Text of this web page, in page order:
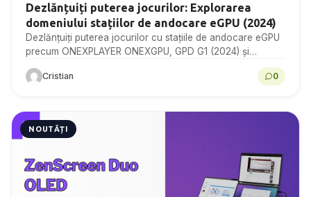
Dezlănțuiți puterea jocurilor: Explorarea
domeniului stațiilor de andocare eGPU (2024)
Dezlănțuiți puterea jocurilor cu stațiile de andocare eGPU
precum ONEXPLAYER ONEXGPU, GPD G1 (2024) și
conectivitate de neegalat,...
Cristian 0
NOUTĂȚI